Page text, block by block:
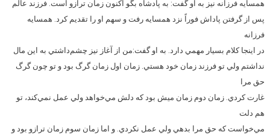
همسايه فرزانه نيز به او گفت: به پادشاه بگو اكنون زمان ترازو است. فرزند عالم
پس از گرفتن پاداش فوراً نزد همسايه رفت و سهم او را تقديم كرد. همسايه
فرزانه
در اينجا كلام بسيار مهمي دارد. به او گفت:من از آغاز نيز چشم‌داشتي به اين مال
نداشتم ولي تو فرزند زمان خود هستي. زمان اول زمان گرگ بود و تو چون گرگ
حق مرا
غارت كردي. زمان دوم زمان ميش بود كه دلش مي‌خواهد ولي عمل نمي‌كند، تو
هم دلت
مي‌خواست كه حق مرا بدهي ولي عمل نكردي. و اما زمان سوم زمان ترازو بود و